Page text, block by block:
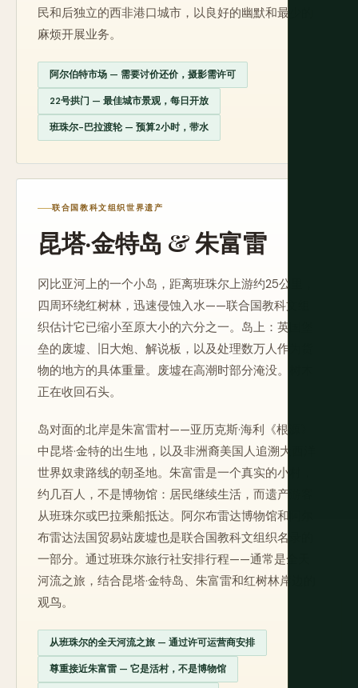
民和后独立的西非港口城市，以良好的幽默和最少的
麻烦开展业务。
阿尔伯特市场 — 需要讨价还价，摄影需许可
22号拱门 — 最佳城市景观，每日开放
班珠尔-巴拉渡轮 — 预算2小时，带水
联合国教科文组织世界遗产
昆塔·金特岛 & 朱富雷
冈比亚河上的一个小岛，距离班珠尔上游约25公里，
四周环绕红树林，迅速侵蚀入水——联合国教科文组
织估计它已缩小至原大小的六分之一。岛上：英国堡
垒的废墟、旧大炮、解说板，以及处理数万人作为货
物的地方的具体重量。废墟在高潮时部分淹没。树木
正在收回石头。
岛对面的北岸是朱富雷村——亚历克斯·海利《根源》
中昆塔·金特的出生地，以及非洲裔美国人追溯大西洋
世界奴隶路线的朝圣地。朱富雷是一个真实的小村，
约几百人，不是博物馆：居民继续生活，而遗产游客
从班珠尔或巴拉乘船抵达。阿尔布雷达博物馆和阿尔
布雷达法国贸易站废墟也是联合国教科文组织名录的
一部分。通过班珠尔旅行社安排行程——通常是全天
河流之旅，结合昆塔·金特岛、朱富雷和红树林岸边的
观鸟。
从班珠尔的全天河流之旅 — 通过许可运营商安排
尊重接近朱富雷 — 它是活村，不是博物馆